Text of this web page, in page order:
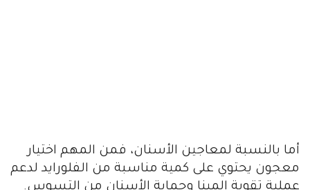
أما بالنسبة لمعاجين الأسنان، فمن المهم اختيار
معجون يحتوي على كمية مناسبة من الفلورايد لدعم
عملية تقوية المينا وحماية الأسنان من التسوس.